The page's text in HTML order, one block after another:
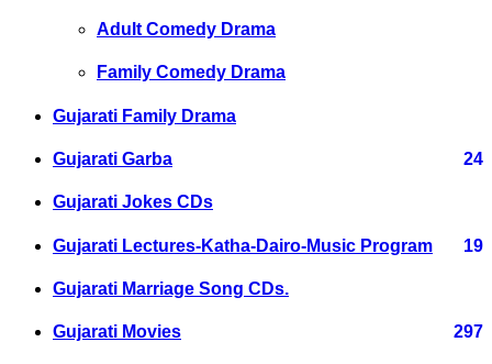
Adult Comedy Drama
Family Comedy Drama
Gujarati Family Drama
Gujarati Garba 24
Gujarati Jokes CDs
Gujarati Lectures-Katha-Dairo-Music Program 19
Gujarati Marriage Song CDs.
Gujarati Movies 297